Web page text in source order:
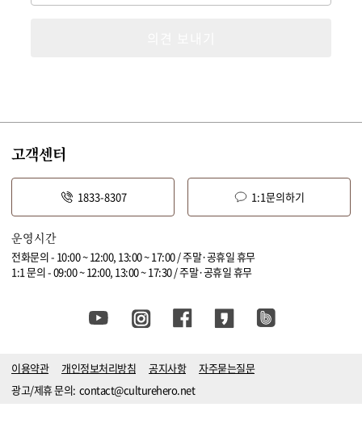
고객센터
1833-8307 1:1문의하기
운영시간
전화문의 - 10:00 ~ 12:00, 13:00 ~ 17:00 / 주말·공휴일 휴무
1:1 문의 - 09:00 ~ 12:00, 13:00 ~ 17:30 / 주말·공휴일 휴무
이용약관 개인정보처리방침 공지사항
자주묻는질문
광고/제휴 문의: contact@culturehero.net